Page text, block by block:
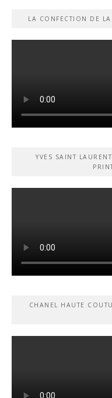
LA CONFECTION DE
YVES SAINT
CHANEL HAUTE